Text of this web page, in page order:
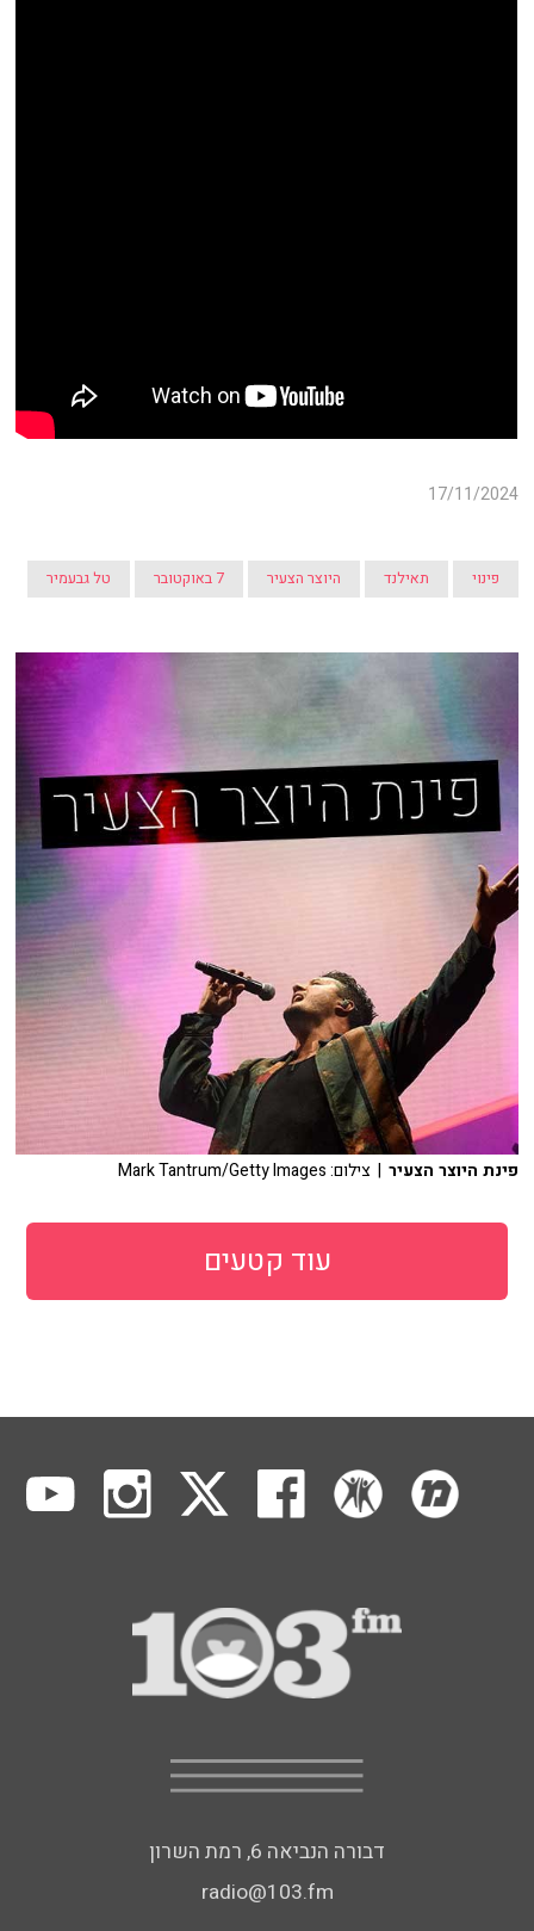
17/11/2024
פינוי תאילנד היוצר הצעיר 7 באוקטובר טל גבעמיר
פינת היוצר הצעיר | צילום: Mark Tantrum/Getty Images
עוד קטעים
דבורה הנביאה 6, רמת השרון
radio@103.fm